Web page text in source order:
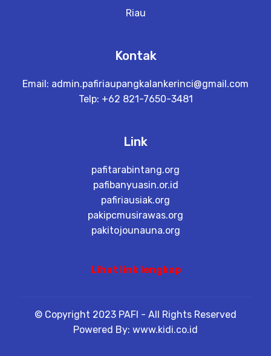
Riau
Kontak
Email: admin.pafiriaupangkalankerinci@gmail.com
Telp: +62 821-7650-3481
Link
pafitarabintang.org
pafibanyuasin.or.id
pafiriausiak.org
pakipcmusirawas.org
pakitojounauna.org
Lihat link lengkap
© Copyright 2023 PAFI - All Rights Reserved
Powered By: www.kidi.co.id